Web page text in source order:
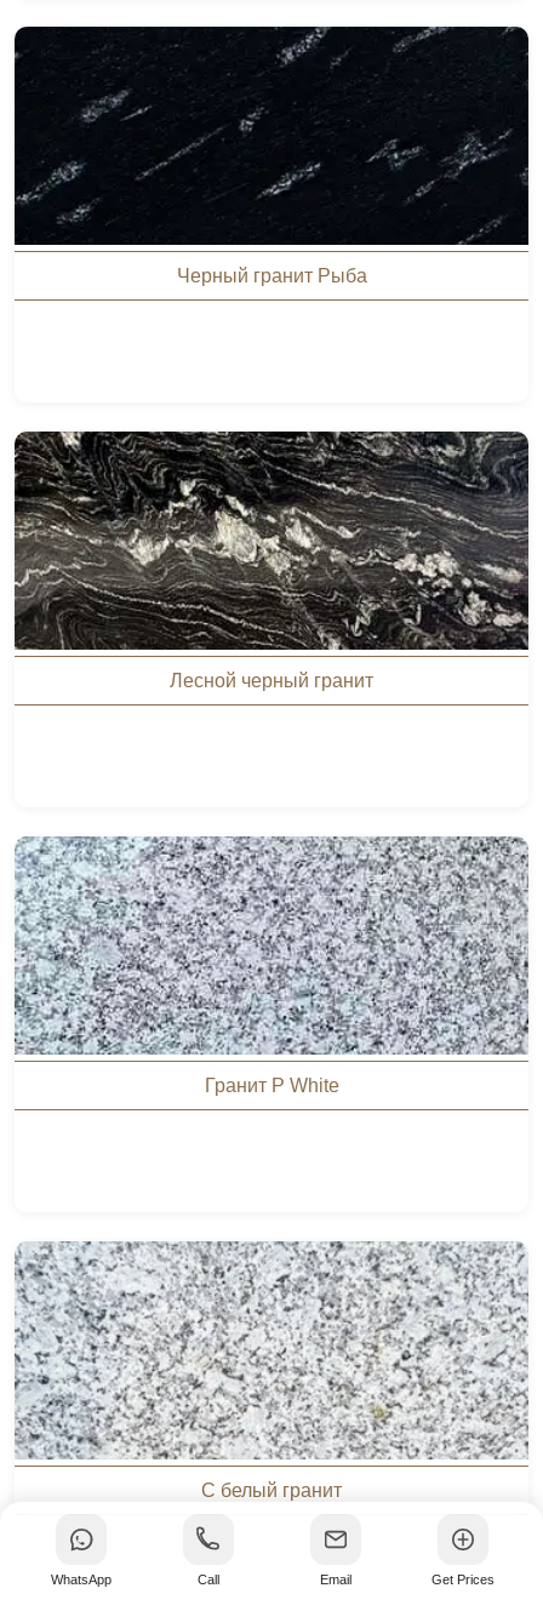
Черный гранит Рыба
Лесной черный гранит
Гранит P White
С белый гранит
WhatsApp Call Email Get Prices